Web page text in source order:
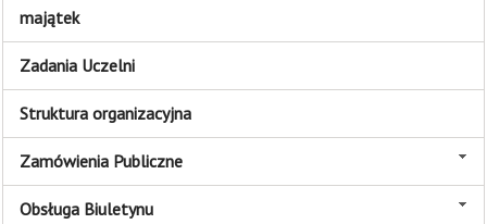
majątek
Zadania Uczelni
Struktura organizacyjna
Zamówienia Publiczne
Obsługa Biuletynu